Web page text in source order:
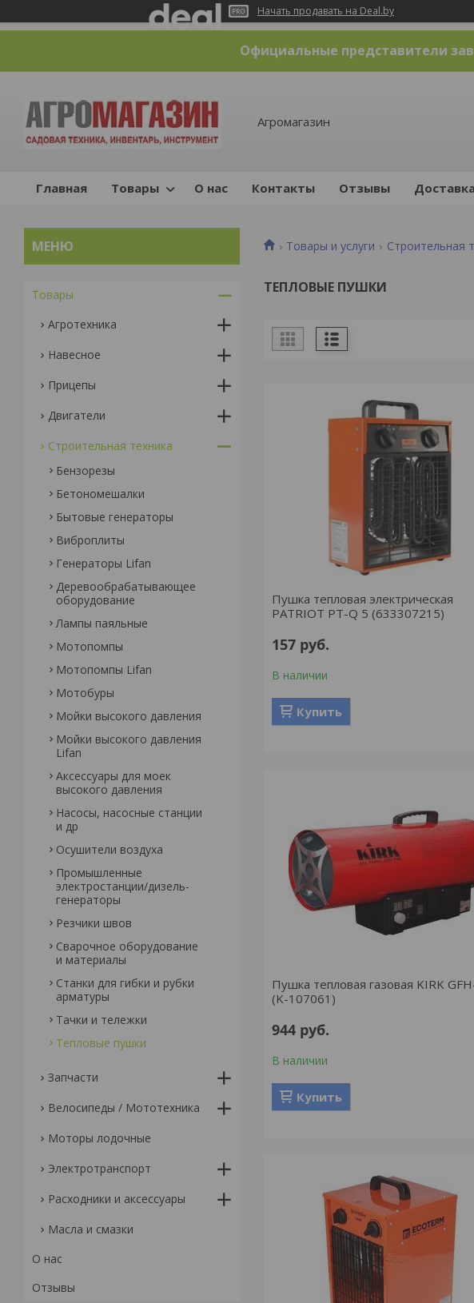
Начать продавать на Deal.by
Официальные представители
Агромагазин
Главная Товары О нас Контакты Отзывы
Товары и услуги Строительная
ТЕПЛОВЫЕ ПУШКИ
Пушка тепловая электрическая
PATRIOT PT-Q 5 (633307215)
157 руб.
В наличии
Купить
Пушка тепловая газовая KIRK
(K-107061)
944 руб.
В наличии
Купить
Товары
Агротехника
Навесное
Прицепы
Двигатели
Строительная техника
Бензорезы
Бетономешалки
Бытовые генераторы
Виброплиты
Генераторы Lifan
Деревообрабатывающее
оборудование
Лампы паяльные
Мотопомпы
Мотопомпы Lifan
Мотобуры
Мойки высокого давления
Мойки высокого давления
Lifan
Аксессуары для моек
высокого давления
Насосы, насосные станции
и др
Осушители воздуха
Промышленные
электростанции/дизель-
генераторы
Резчики швов
Сварочное оборудование
и материалы
Станки для гибки и рубки
арматуры
Тачки и тележки
Тепловые пушки
Запчасти
Велосипеды / Мототехника
Моторы лодочные
Электротранспорт
Расходники и аксессуары
Масла и смазки
О нас
Отзывы